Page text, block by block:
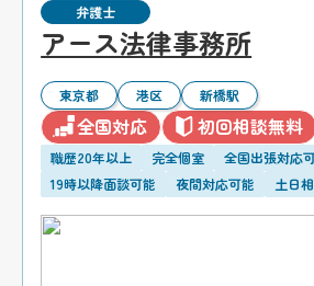
弁護士
アース法律事務所
東京都 港区 新橋駅
全国対応 初回相談無料
職歴20年以上 完全個室 全国出張対応
19時以降面談可能
夜間対応可能 土日